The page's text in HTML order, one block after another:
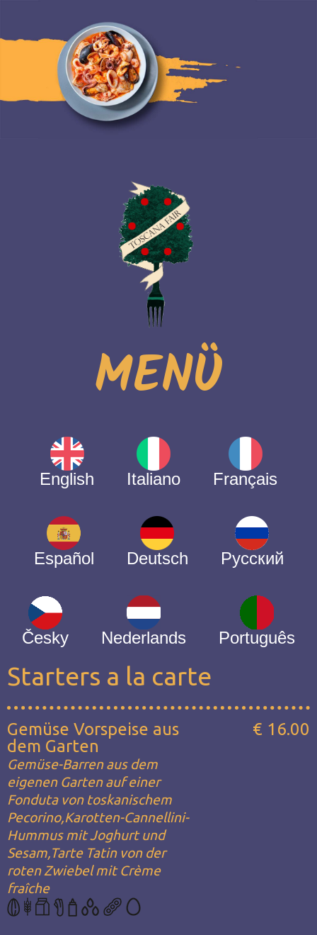
MENÜ
English Italiano Français
Español Deutsch Русский
Česky Nederlands Português
Starters a la carte
Gemüse Vorspeise aus
dem Garten
Gemüse-Barren aus dem
eigenen Garten auf einer
Fonduta von toskanischem
Pecorino,Karotten-Cannellini-
Hummus mit Joghurt und
Sesam,Tarte Tatin von der
roten Zwiebel mit Crème
fraîche
€ 16.00